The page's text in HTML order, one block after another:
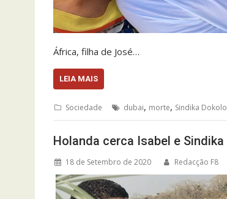
África, filha de José…
LEIA MAIS
Sociedade dubai, morte, Sindika Dokolo
Holanda cerca Isabel e Sindika
18 de Setembro de 2020 Redacção F8